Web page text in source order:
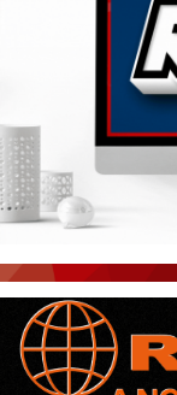
PORTAL CEARÁ
ÚLTIMAS
BOAS
CEARÁ BRASIL
CEARÁ BRASIL
BRASIL DE FATO